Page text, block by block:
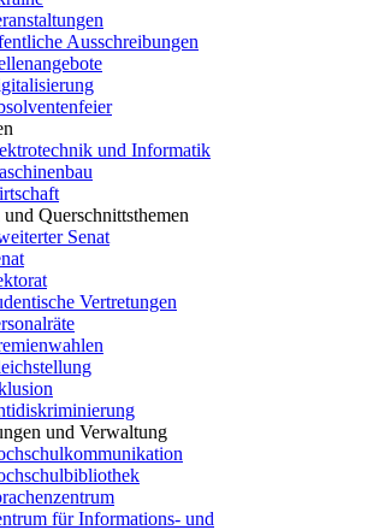
Ausschreibungen
und Informatik
Querschnittsthemen
Senat
Vertretungen
und Verwaltung
für Informations- und